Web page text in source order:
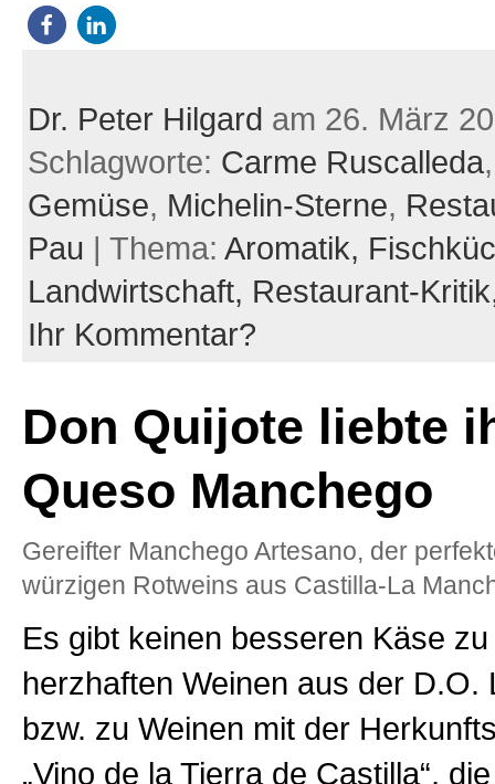
Dr. Peter Hilgard am 26. März
Schlagworte: Carme Ruscalleda
Gemüse, Michelin-Sterne,
Pau | Thema: Aromatik,
Landwirtschaft, Restaurant-
Ihr Kommentar?
Don Quijote liebte
Queso Manchego
Gereifter Manchego Artesano, der
würzigen Rotweins aus Castilla-La
Es gibt keinen besseren Käse
herzhaften Weinen aus der D.O.
bzw. zu Weinen mit der
„Vino de la Tierra de Castilla“,